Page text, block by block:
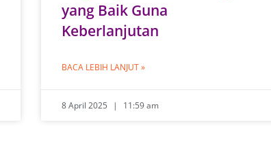
yang Baik Guna
Keberlanjutan
BACA LEBIH LANJUT »
8 April 2025 11:59 am